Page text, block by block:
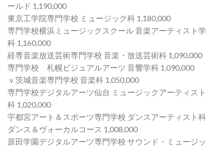
ールド 1,190,000
東京工学院専門学校 ミュージック科 1,180,000
専門学校横浜ミュージックスクール 音楽アーティスト学
科 1,160,000
経専音楽放送芸術専門学校 音楽・放送芸術科 1,090,000
専門学校 札幌ビジュアルアーツ 音響学科 1,090,000
ｖ茨城音楽専門学校 音楽科 1,050,000
専門学校デジタルアーツ仙台 ミュージックアーティスト
科 1,020,000
宇都宮アート＆スポーツ専門学校 ダンスアーティスト科
ダンス＆ヴォーカルコース 1,008,000
原田学園デジタルアーツ専門学校 サウンド・ミュージッ